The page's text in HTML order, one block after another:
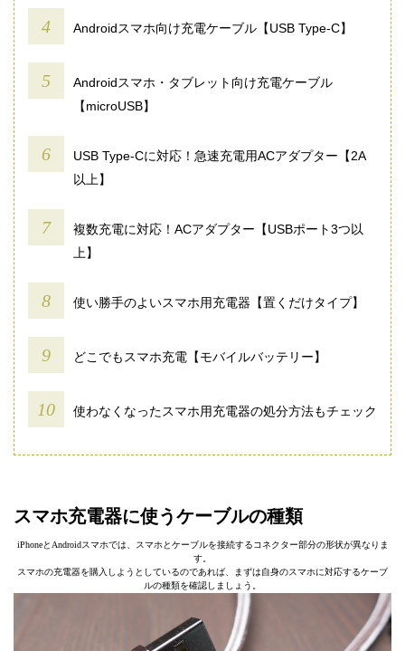
Androidスマホ向け充電ケーブル【USB Type-C】
Androidスマホ・タブレット向け充電ケーブル
【microUSB】
USB Type-Cに対応！急速充電用ACアダプター【2A
以上】
複数充電に対応！ACアダプター【USBポート3つ以
上】
使い勝手のよいスマホ用充電器【置くだけタイプ】
どこでもスマホ充電【モバイルバッテリー】
使わなくなったスマホ用充電器の処分方法もチェック
スマホ充電器に使うケーブルの種類
iPhoneとAndroidスマホでは、スマホとケーブルを接続するコネクター部分の形状が異なりま
す。
スマホの充電器を購入しようとしているのであれば、まずは自身のスマホに対応するケーブ
ルの種類を確認しましょう。